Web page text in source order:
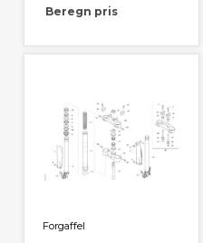
Beregn pris
Forgaffel